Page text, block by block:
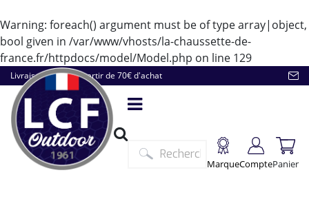
Warning: foreach() argument must be of type array|object,
bool given in /var/www/vhosts/la-chaussette-de-
france.fr/httpdocs/model/Model.php on line 129
Livraison offerte à partir de 70€ d'achat
MarqueComptePanier